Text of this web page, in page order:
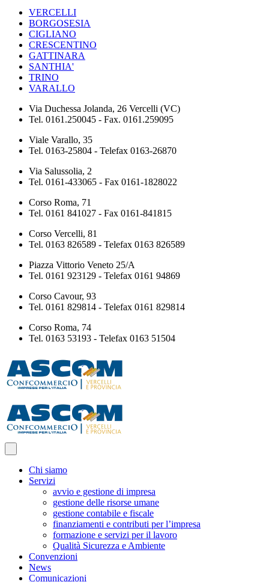
VERCELLI
BORGOSESIA
CIGLIANO
CRESCENTINO
GATTINARA
SANTHIA'
TRINO
VARALLO
Via Duchessa Jolanda, 26 Vercelli (VC)
Tel. 0161.250045 - Fax. 0161.259095
Viale Varallo, 35
Tel. 0163-25804 - Telefax 0163-26870
Via Salussolia, 2
Tel. 0161-433065 - Fax 0161-1828022
Corso Roma, 71
Tel. 0161 841027 - Fax 0161-841815
Corso Vercelli, 81
Tel. 0163 826589 - Telefax 0163 826589
Piazza Vittorio Veneto 25/A
Tel. 0161 923129 - Telefax 0161 94869
Corso Cavour, 93
Tel. 0161 829814 - Telefax 0161 829814
Corso Roma, 74
Tel. 0163 53193 - Telefax 0163 51504
Chi siamo
Servizi
avvio e gestione di impresa
gestione delle risorse umane
gestione contabile e fiscale
finanziamenti e contributi per l’impresa
formazione e servizi per il lavoro
Qualità Sicurezza e Ambiente
Convenzioni
News
Comunicazioni